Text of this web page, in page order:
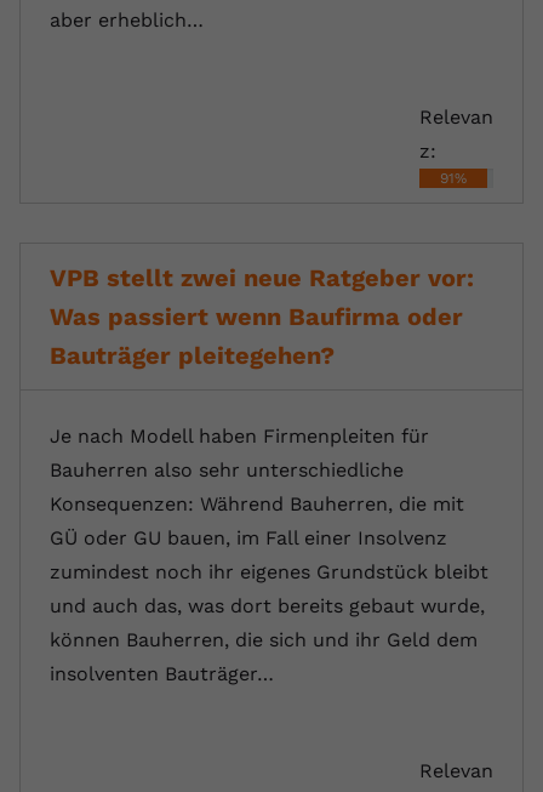
aber erheblich…
Relevan
z:
91%
VPB stellt zwei neue Ratgeber vor:
Was passiert wenn Baufirma oder
Bauträger pleitegehen?
Je nach Modell haben Firmenpleiten für
Bauherren also sehr unterschiedliche
Konsequenzen: Während Bauherren, die mit
GÜ oder GU bauen, im Fall einer Insolvenz
zumindest noch ihr eigenes Grundstück bleibt
und auch das, was dort bereits gebaut wurde,
können Bauherren, die sich und ihr Geld dem
insolventen Bauträger…
Relevan